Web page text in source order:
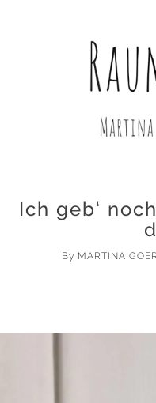
Ich geb‘
By MARTINA